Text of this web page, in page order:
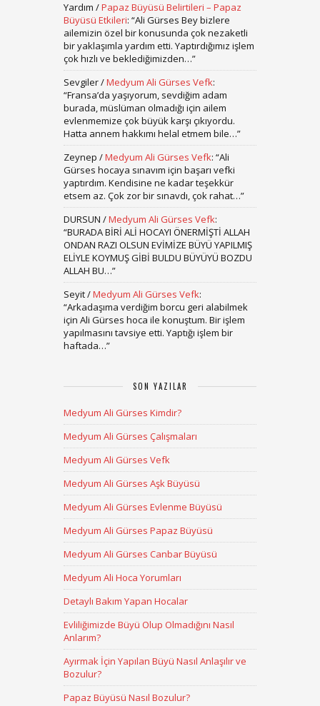
Yardım /Papaz Büyüsü Belirtileri – Papaz
Büyüsü Etkileri: “Ali Gürses Bey bizlere
ailemizin özel bir konusunda çok nezaketli
bir yaklaşımla yardım etti. Yaptırdığımız işlem
çok hızlı ve beklediğimizden…”
Sevgiler/Medyum Ali Gürses Vefk:
“Fransa’da yaşıyorum, sevdiğim adam
burada, müslüman olmadığı için ailem
evlenmemize çok büyük karşı çıkıyordu.
Hatta annem hakkımı helal etmem bile…”
Zeynep /Medyum Ali Gürses Vefk: “Ali
Gürses hocaya sınavım için başarı vefki
yaptırdım. Kendisine ne kadar teşekkür
etsem az. Çok zor bir sınavdı, çok rahat…”
DURSUN /Medyum Ali Gürses Vefk:
“BURADA BİRİ ALİ HOCAYI ÖNERMİŞTİ ALLAH
ONDAN RAZI OLSUN EVİMİZE BÜYÜ YAPILMIŞ
ELİYLE KOYMUŞ GİBİ BULDU BÜYÜYÜ BOZDU
ALLAH BU…”
Seyit/Medyum Ali Gürses Vefk:
“Arkadaşıma verdiğim borcu geri alabilmek
için Ali Gürses hoca ile konuştum. Bir işlem
yapılmasını tavsiye etti. Yaptığı işlem bir
haftada…”
SON YAZILAR
Medyum Ali Gürses Kimdir?
Medyum Ali Gürses Çalışmaları
Medyum Ali Gürses Vefk
Medyum Ali Gürses Aşk Büyüsü
Medyum Ali Gürses Evlenme Büyüsü
Medyum Ali Gürses Papaz Büyüsü
Medyum Ali Gürses Canbar Büyüsü
Medyum Ali Hoca Yorumları
Detaylı Bakım Yapan Hocalar
Evliliğimizde Büyü Olup Olmadığını Nasıl
Anlarım?
Ayırmak İçin Yapılan Büyü Nasıl Anlaşılır ve
Bozulur?
Papaz Büyüsü Nasıl Bozulur?